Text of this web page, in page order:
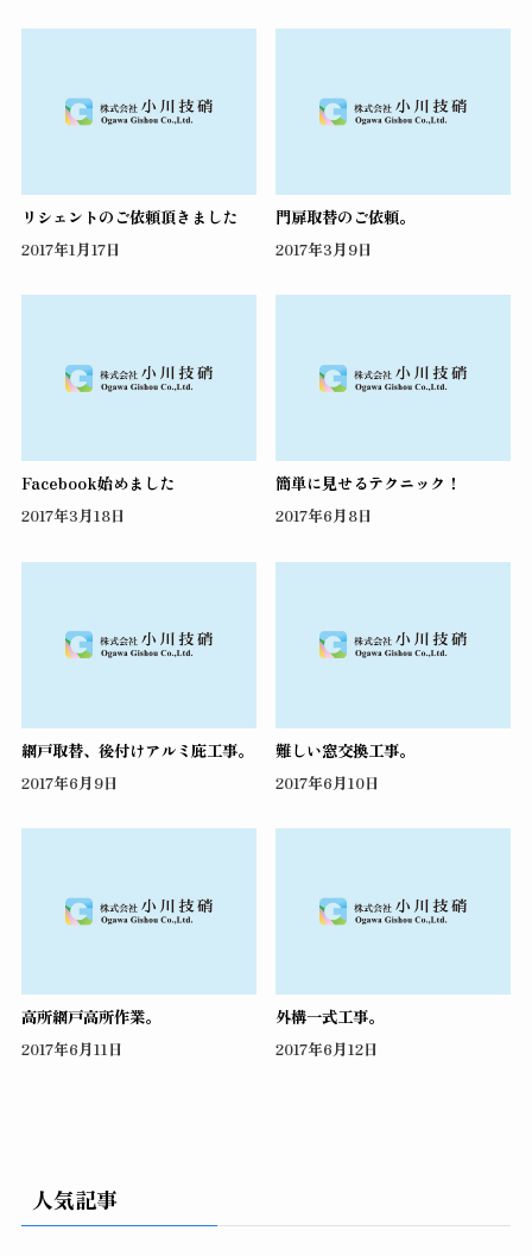
リシェントのご依頼頂きました
2017年1月17日
門扉取替のご依頼。
2017年3月9日
Facebook始めました
2017年3月18日
簡単に見せるテクニック！
2017年6月8日
網戸取替、後付けアルミ庇工事。
2017年6月9日
難しい窓交換工事。
2017年6月10日
高所網戸高所作業。
2017年6月11日
外構一式工事。
2017年6月12日
人気記事